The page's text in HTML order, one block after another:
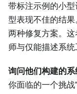
带标注示例的小
型表现不佳的结
两种修复方案。
师与仅能描述系统
询问他们构建的系
你面临的一个挑